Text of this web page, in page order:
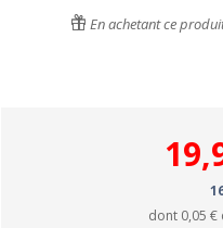
En achetant ce
dont 0,05 €